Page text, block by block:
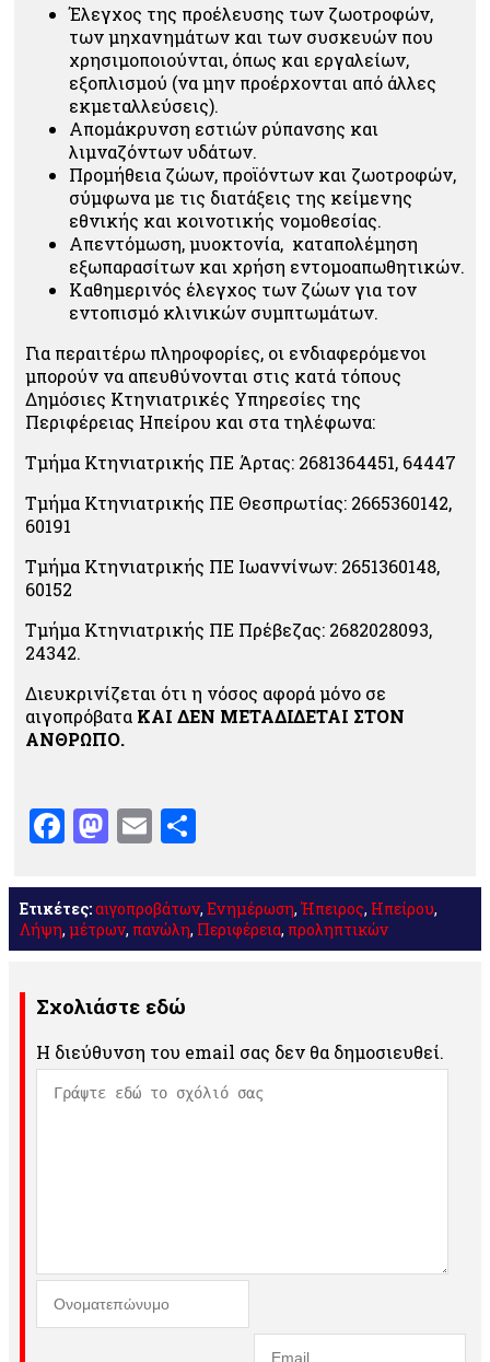
Έλεγχος της προέλευσης των ζωοτροφών,
των μηχανημάτων και των συσκευών που
χρησιμοποιούνται, όπως και εργαλείων,
εξοπλισμού (να μην προέρχονται από άλλες
εκμεταλλεύσεις).
Απομάκρυνση εστιών ρύπανσης και
λιμναζόντων υδάτων.
Προμήθεια ζώων, προϊόντων και ζωοτροφών,
σύμφωνα με τις διατάξεις της κείμενης
εθνικής και κοινοτικής νομοθεσίας.
Απεντόμωση, μυοκτονία, καταπολέμηση
εξωπαρασίτων και χρήση εντομοαπωθητικών.
Καθημερινός έλεγχος των ζώων για τον
εντοπισμό κλινικών συμπτωμάτων.
Για περαιτέρω πληροφορίες, οι ενδιαφερόμενοι
μπορούν να απευθύνονται στις κατά τόπους
Δημόσιες Κτηνιατρικές Υπηρεσίες της
Περιφέρειας Ηπείρου και στα τηλέφωνα:
Τμήμα Κτηνιατρικής ΠΕ Άρτας: 2681364451, 64447
Τμήμα Κτηνιατρικής ΠΕ Θεσπρωτίας: 2665360142,
60191
Τμήμα Κτηνιατρικής ΠΕ Ιωαννίνων: 2651360148,
60152
Τμήμα Κτηνιατρικής ΠΕ Πρέβεζας: 2682028093,
24342.
Διευκρινίζεται ότι η νόσος αφορά μόνο σε
αιγοπρόβατα ΚΑΙ ΔΕΝ ΜΕΤΑΔΙΔΕΤΑΙ ΣΤΟΝ
ΑΝΘΡΩΠΟ.
Facebook
Mastodon
Email
Ετικέτες:αιγοπροβάτων, Ενημέρωση, Ήπειρος, Ηπείρου,
Λήψη, μέτρων, πανώλη, Περιφέρεια, προληπτικών
Σχολιάστε εδώ
Η διεύθυνση του email σας δεν θα δημοσιευθεί.